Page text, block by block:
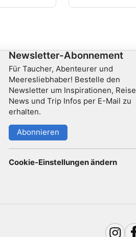
Newsletter-Abonnement
Für Taucher, Abenteurer und
Meeresliebhaber! Bestelle den
Newsletter um Inspirationen, Reise
News und Trip Infos per E-Mail zu
erhalten.
Abonnieren
Cookie-Einstellungen ändern